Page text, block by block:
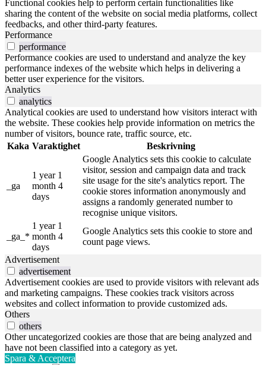
Functional cookies help to perform certain functionalities like
sharing the content of the website on social media platforms, collect
feedbacks, and other third-party features.
Performance
performance
Performance cookies are used to understand and analyze the key
performance indexes of the website which helps in delivering a
better user experience for the visitors.
Analytics
analytics
Analytical cookies are used to understand how visitors interact with
the website. These cookies help provide information on metrics the
number of visitors, bounce rate, traffic source, etc.
Kaka Varaktighet Beskrivning
_ga
1 year 1
month 4
days
Google Analytics sets this cookie to calculate
visitor, session and campaign data and track
site usage for the site's analytics report. The
cookie stores information anonymously and
assigns a randomly generated number to
recognise unique visitors.
_ga_*
1 year 1
month 4
days
Google Analytics sets this cookie to store and
count page views.
Advertisement
advertisement
Advertisement cookies are used to provide visitors with relevant ads
and marketing campaigns. These cookies track visitors across
websites and collect information to provide customized ads.
Others
others
Other uncategorized cookies are those that are being analyzed and
have not been classified into a category as yet.
Spara & Acceptera